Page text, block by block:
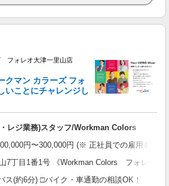
フォレオ大津一里山店
クマン カラーズ フォ
いことにチャレンジし
レジ業務)スタッフ/Workman Colors
円〜300,000円 (※ 正社員での雇用を希
7丁目1番1号 《Workman Colors フォレオ大
(約6分) □バイク・車通勤の相談OK！